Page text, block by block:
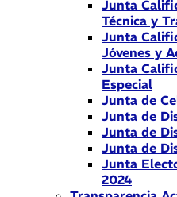
Junta
Técnica y
Junta
Jóvenes y
Junta
Especial
Junta de
Junta de
Junta de
Junta de
Junta
2024